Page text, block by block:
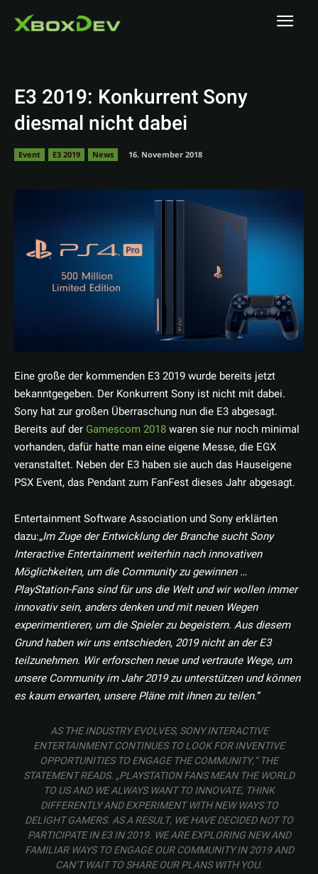
E3 2019: Konkurrent Sony
diesmal nicht dabei
Event E3 2019 News 16. November 2018
Eine große der kommenden E3 2019 wurde bereits jetzt
bekanntgegeben. Der Konkurrent Sony ist nicht mit dabei.
Sony hat zur großen Überraschung nun die E3 abgesagt.
Bereits auf der Gamescom 2018waren sie nur noch minimal
vorhanden, dafür hatte man eine eigene Messe, die EGX
veranstaltet. Neben der E3 haben sie auch das Hauseigene
PSX Event, das Pendant zum FanFest dieses Jahr abgesagt.
Entertainment Software Association und Sony erklärten
dazu:„Im Zuge der Entwicklung der Branche sucht Sony
Interactive Entertainment weiterhin nach innovativen
Möglichkeiten, um die Community zu gewinnen …
PlayStation-Fans sind für uns die Welt und wir wollen immer
innovativ sein, anders denken und mit neuen Wegen
experimentieren, um die Spieler zu begeistern. Aus diesem
Grund haben wir uns entschieden, 2019 nicht an der E3
teilzunehmen. Wir erforschen neue und vertraute Wege, um
unsere Community im Jahr 2019 zu unterstützen und können
es kaum erwarten, unsere Pläne mit ihnen zu teilen.“
AS THE INDUSTRY EVOLVES, SONY INTERACTIVE
ENTERTAINMENT CONTINUES TO LOOK FOR INVENTIVE
OPPORTUNITIES TO ENGAGE THE COMMUNITY,“ THE
STATEMENT READS. „PLAYSTATION FANS MEAN THE WORLD
TO US AND WE ALWAYS WANT TO INNOVATE, THINK
DIFFERENTLY AND EXPERIMENT WITH NEW WAYS TO
DELIGHT GAMERS. AS A RESULT, WE HAVE DECIDED NOT TO
PARTICIPATE IN E3 IN 2019. WE ARE EXPLORING NEW AND
FAMILIAR WAYS TO ENGAGE OUR COMMUNITY IN 2019 AND
CAN’T WAIT TO SHARE OUR PLANS WITH YOU.